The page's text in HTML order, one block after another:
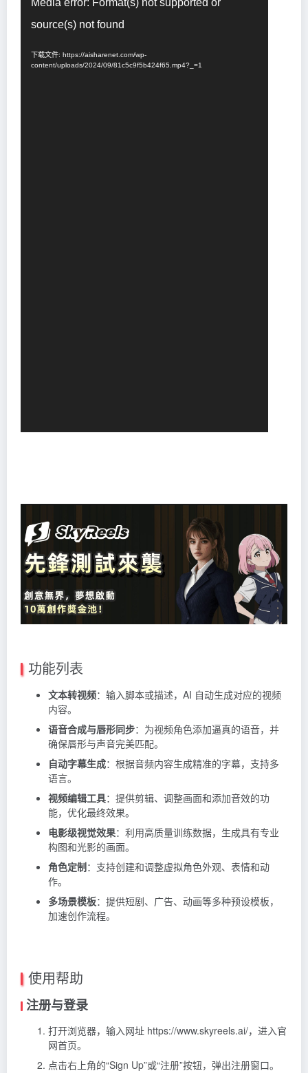
Media error: Format(s) not supported or
source(s) not found
下载文件: https://aisharenet.com/wp-
content/uploads/2024/09/81c5c9f5b424f65.mp4?_=1
功能列表
文本转视频：输入脚本或描述，AI 自动生成对应的视频
内容。
语音合成与唇形同步：为视频角色添加逼真的语音，并
确保唇形与声音完美匹配。
自动字幕生成：根据音频内容生成精准的字幕，支持多
语言。
视频编辑工具：提供剪辑、调整画面和添加音效的功
能，优化最终效果。
电影级视觉效果：利用高质量训练数据，生成具有专业
构图和光影的画面。
角色定制：支持创建和调整虚拟角色外观、表情和动
作。
多场景模板：提供短剧、广告、动画等多种预设模板，
加速创作流程。
使用帮助
注册与登录
打开浏览器，输入网址 https://www.skyreels.ai/，进入官
网首页。
点击右上角的“Sign Up”或“注册”按钮，弹出注册窗口。